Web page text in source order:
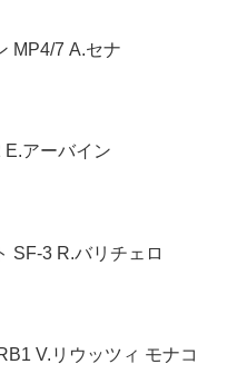
MP4/7 A.セナ
E.アーバイン
SF-3 R.バリチェロ
V.リウッツィ モナコ